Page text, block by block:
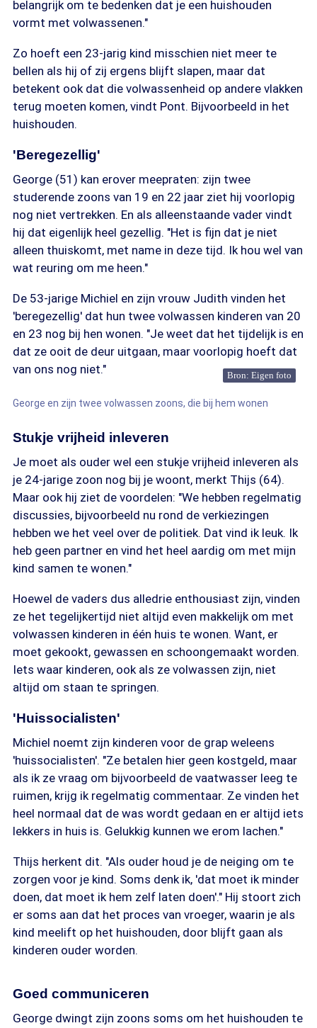
belangrijk om te bedenken dat je een huishouden
vormt met volwassenen."
Zo hoeft een 23-jarig kind misschien niet meer te
bellen als hij of zij ergens blijft slapen, maar dat
betekent ook dat die volwassenheid op andere vlakken
terug moeten komen, vindt Pont. Bijvoorbeeld in het
huishouden.
'Beregezellig'
George (51) kan erover meepraten: zijn twee
studerende zoons van 19 en 22 jaar ziet hij voorlopig
nog niet vertrekken. En als alleenstaande vader vindt
hij dat eigenlijk heel gezellig. "Het is fijn dat je niet
alleen thuiskomt, met name in deze tijd. Ik hou wel van
wat reuring om me heen."
De 53-jarige Michiel en zijn vrouw Judith vinden het
'beregezellig' dat hun twee volwassen kinderen van 20
en 23 nog bij hen wonen. "Je weet dat het tijdelijk is en
dat ze ooit de deur uitgaan, maar voorlopig hoeft dat
van ons nog niet."
Bron: Eigen foto
George en zijn twee volwassen zoons, die bij hem wonen
Stukje vrijheid inleveren
Je moet als ouder wel een stukje vrijheid inleveren als
je 24-jarige zoon nog bij je woont, merkt Thijs (64).
Maar ook hij ziet de voordelen: "We hebben regelmatig
discussies, bijvoorbeeld nu rond de verkiezingen
hebben we het veel over de politiek. Dat vind ik leuk. Ik
heb geen partner en vind het heel aardig om met mijn
kind samen te wonen."
Hoewel de vaders dus alledrie enthousiast zijn, vinden
ze het tegelijkertijd niet altijd even makkelijk om met
volwassen kinderen in één huis te wonen. Want, er
moet gekookt, gewassen en schoongemaakt worden.
Iets waar kinderen, ook als ze volwassen zijn, niet
altijd om staan te springen.
'Huissocialisten'
Michiel noemt zijn kinderen voor de grap weleens
'huissocialisten'. "Ze betalen hier geen kostgeld, maar
als ik ze vraag om bijvoorbeeld de vaatwasser leeg te
ruimen, krijg ik regelmatig commentaar. Ze vinden het
heel normaal dat de was wordt gedaan en er altijd iets
lekkers in huis is. Gelukkig kunnen we erom lachen."
Thijs herkent dit. "Als ouder houd je de neiging om te
zorgen voor je kind. Soms denk ik, 'dat moet ik minder
doen, dat moet ik hem zelf laten doen'." Hij stoort zich
er soms aan dat het proces van vroeger, waarin je als
kind meelift op het huishouden, door blijft gaan als
kinderen ouder worden.
Goed communiceren
George dwingt zijn zoons soms om het huishouden te